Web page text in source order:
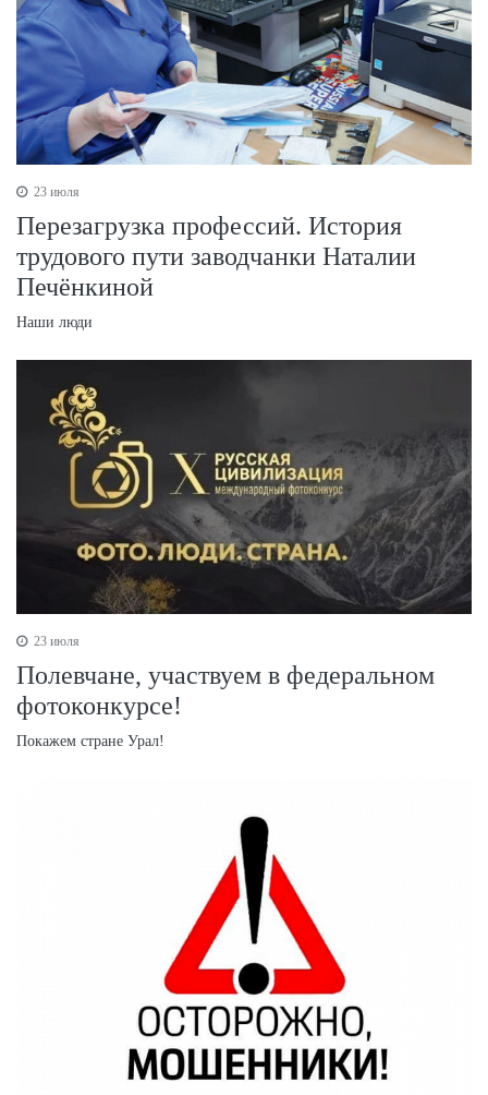
23 июля
Перезагрузка профессий. История
трудового пути заводчанки Наталии
Печёнкиной
Наши люди
23 июля
Полевчане, участвуем в федеральном
фотоконкурсе!
Покажем стране Урал!